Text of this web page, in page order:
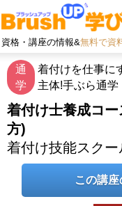
資格・講座の情報&無料で資
通
学
着付けを仕事に
主体!手ぶら通学
着付け士養成コ
方)
着付け技能スク
この講